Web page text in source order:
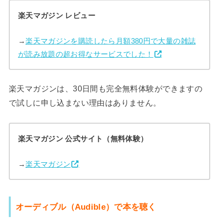
楽天マガジン レビュー
→楽天マガジンを購読したら月額380円で大量の雑誌
が読み放題の超お得なサービスでした！
楽天マガジンは、30日間も完全無料体験ができますの
で試しに申し込まない理由はありません。
楽天マガジン 公式サイト（無料体験）
→楽天マガジン
オーディブル（Audible）で本を聴く